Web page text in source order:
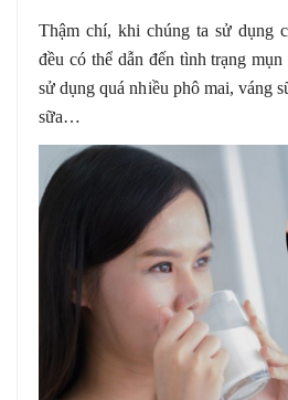
Thậm chí, khi chúng ta sử dụng
đều có thể dẫn đến tình trạng
sử dụng quá nhiều phô mai, váng
sữa…